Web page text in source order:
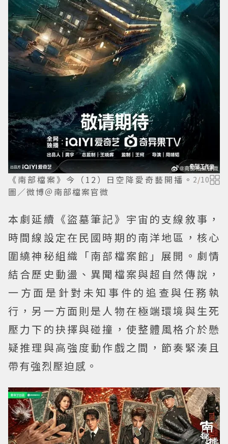
《南部檔案》今（12）日空降愛奇藝開播。
圖／微博＠南部檔案官微
2/10
本劇延續《盜墓筆記》宇宙的支線敘事，
時間線設定在民國時期的南洋地區，核心
圍繞神秘組織「南部檔案館」展開。劇情
結合歷史動盪、異聞檔案與超自然傳說，
一方面是針對未知事件的追查與任務執
行，另一方面則是人物在極端環境與生死
壓力下的抉擇與碰撞，使整體風格介於懸
疑推理與高強度動作戲之間，節奏緊湊且
帶有強烈壓迫感。